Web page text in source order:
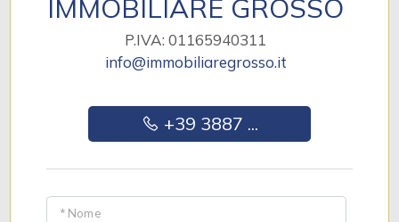
IMMOBILIARE GROSSO
P.IVA: 01165940311
info@immobiliaregrosso.it
+39 3887 ...
* Nome